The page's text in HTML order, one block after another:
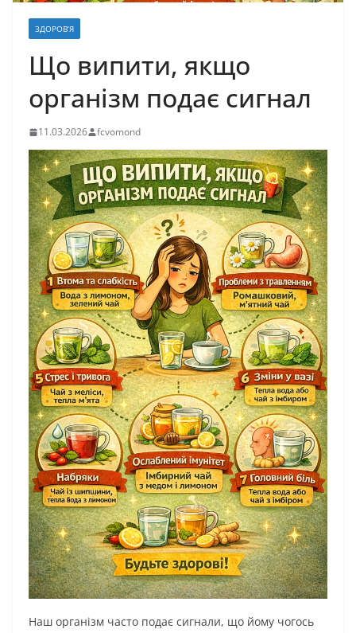
ЗДОРОВ’Я
Що випити, якщо
організм подає сигнал
11.03.2026 fcvomond
Наш організм часто подає сигнали, що йому чогось